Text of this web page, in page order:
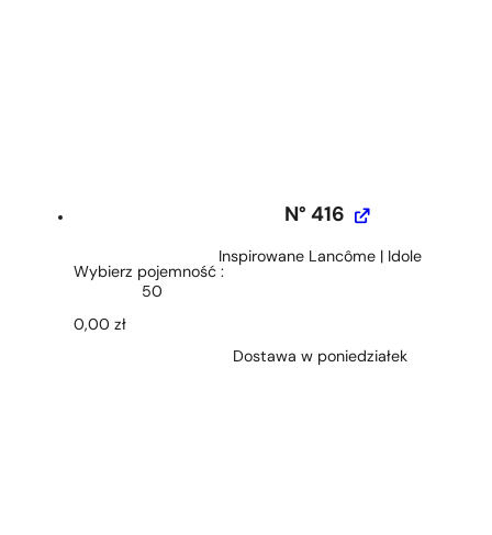
N° 416
Inspirowane Lancôme | Idole
Wybierz pojemność
50
0,00zł
Dostawa w poniedziałek